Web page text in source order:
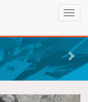
T
g
l
e
v
N
e
x
t